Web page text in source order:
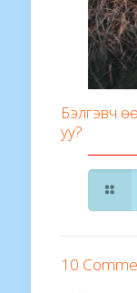
Бэлгэвч
уу?
10